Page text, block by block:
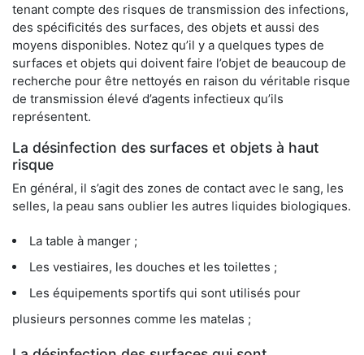
tenant compte des risques de transmission des infections,
des spécificités des surfaces, des objets et aussi des
moyens disponibles. Notez qu’il y a quelques types de
surfaces et objets qui doivent faire l’objet de beaucoup de
recherche pour être nettoyés en raison du véritable risque
de transmission élevé d’agents infectieux qu’ils
représentent.
La désinfection des surfaces et objets à haut
risque
En général, il s’agit des zones de contact avec le sang, les
selles, la peau sans oublier les autres liquides biologiques.
La table à manger ;
Les vestiaires, les douches et les toilettes ;
Les équipements sportifs qui sont utilisés pour
plusieurs personnes comme les matelas ;